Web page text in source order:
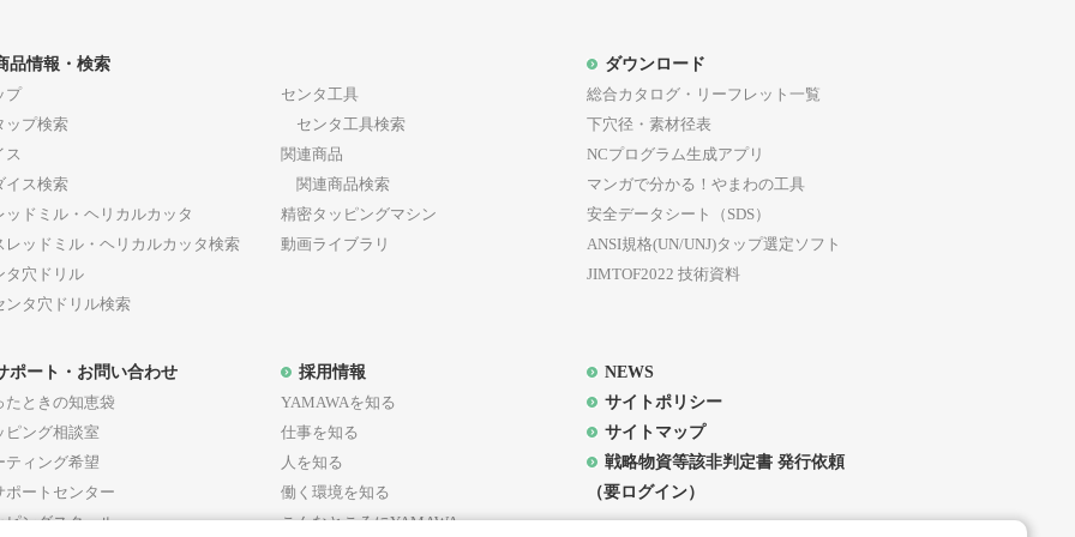
当社グループは、当社グループが必要と判断した場合、会員に対してメール等を用いて通知又
は連絡（以下「通知等」といいます。）を行うものとし、会員は予めこれを承諾したものとし
ます。
会員がメールアドレスの変更・廃止後に本サービスへの再登録手続を行わなかった場合は、最
後に当社グループに対して届け出されたメールアドレスに対して当社グループが通知等を送信
条（会員登録）
会員登録の成立
会員登録希望者は、本規約の全ての条項に同意のうえ、本サイト上に掲載された所定の手続を行う
品情報・検索
プ
プ検索
ス
ス検索
ッドミル・ヘリカルカッタ
ッドミル・ヘリカルカッタ検索
タ穴ドリル
タ穴ドリル検索
センタ工具
センタ工具検索
関連商品
関連商品検索
精密タッピングマシン
動画ライブラリ
ダウンロード
総合カタログ・リーフレット一覧
下穴径・素材径表
NCプログラム生成アプリ
マンガで分かる！やまわの工具
安全データシート（SDS）
ANSI規格(UN/UNJ)タップ選定ソフト
JIMTOF2022 技術資料
ポート・お問い合わせ
たときの知恵袋
ピング相談室
ティング希望
ポートセンター
ピングスクール
採用情報
YAMAWAを知る
仕事を知る
人を知る
働く環境を知る
こんなところにYAMAWA
NEWS
サイトポリシー
サイトマップ
戦略物資等該非判定書 発行依頼
（要ログイン）